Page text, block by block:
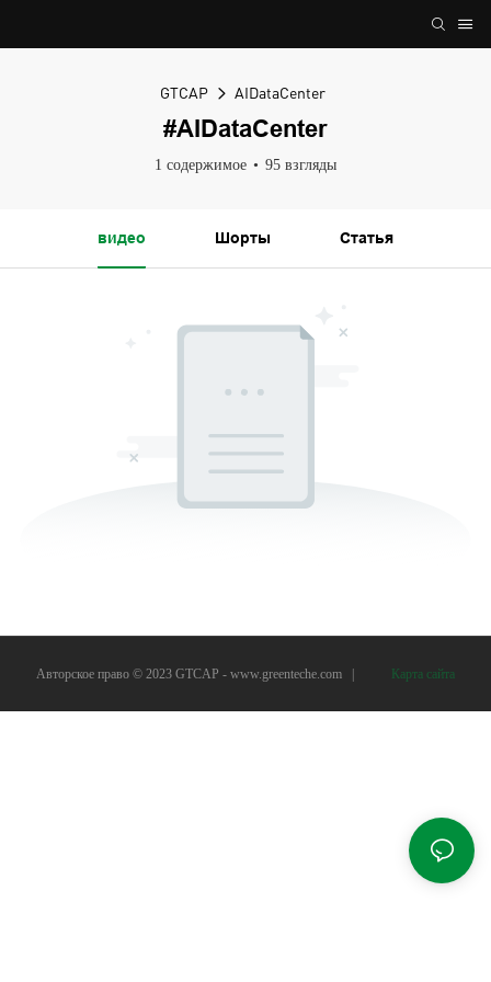
GTCAP AIDataCenter
#AIDataCenter
1 содержимое 95 взгляды
видео Шорты Статья
Авторское право © 2023 GTCAP - www.greenteche.com | Карта сайта